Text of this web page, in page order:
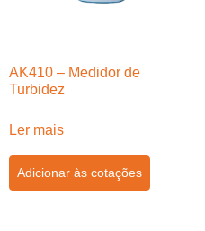
AK410 – Medidor de
Turbidez
Ler mais
Adicionar às cotações